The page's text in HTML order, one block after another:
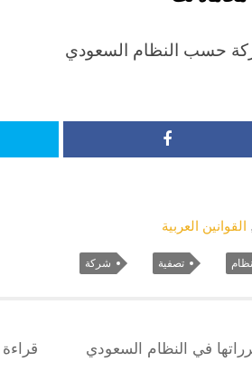
حسب النظام السعودي
, القوانين العربية
تصفية شركة
في النظام السعودي